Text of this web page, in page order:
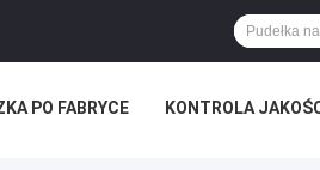
PO FABRYCE KONTROLA